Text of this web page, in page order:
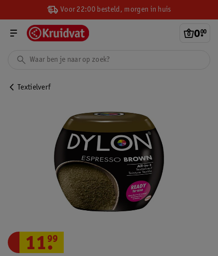
Voor 22:00 besteld, morgen in huis
0.
00
Textielverf
11.
99